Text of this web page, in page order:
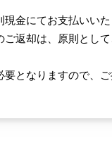
金にてお支払いいた
返却は、原則とし
となりますので、ご